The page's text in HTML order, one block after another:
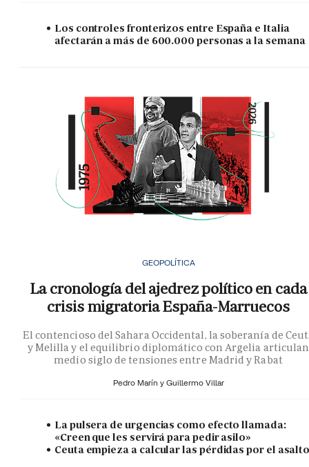
Los controles fronterizos entre España e Italia
afectarán a más de 600.000 personas a la semana
GEOPOLÍTICA
La cronología del ajedrez político en cada
crisis migratoria España-Marruecos
El contencioso del Sahara Occidental, la soberanía de
y Melilla y el equilibrio diplomático con Argelia articulan
medio siglo de tensiones entre Madrid y Rabat
Pedro Marín y Guillermo Villar
La pulsera de urgencias como efecto llamada:
«Creen que les servirá para pedir asilo»
Ceuta empieza a calcular las pérdidas por el